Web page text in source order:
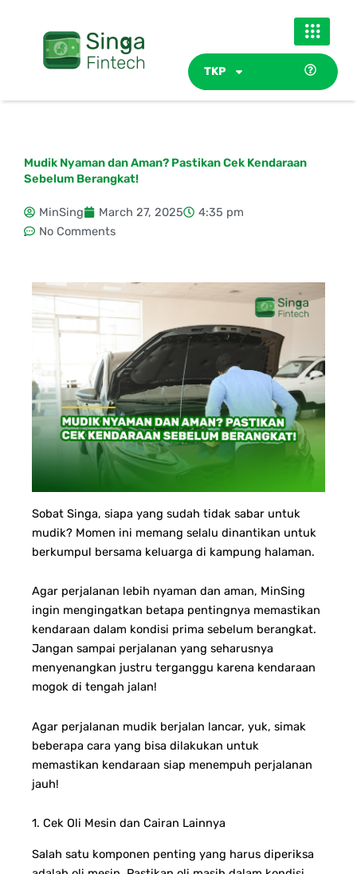
TKP
Mudik Nyaman dan Aman? Pastikan Cek Kendaraan
Sebelum Berangkat!
MinSing March 27, 2025
4:35 pm
No Comments
Sobat Singa, siapa yang sudah tidak sabar untuk
mudik? Momen ini memang selalu dinantikan untuk
berkumpul bersama keluarga di kampung halaman.
Agar perjalanan lebih nyaman dan aman, MinSing
ingin mengingatkan betapa pentingnya memastikan
kendaraan dalam kondisi prima sebelum berangkat.
Jangan sampai perjalanan yang seharusnya
menyenangkan justru terganggu karena kendaraan
mogok di tengah jalan!
Agar perjalanan mudik berjalan lancar, yuk, simak
beberapa cara yang bisa dilakukan untuk
memastikan kendaraan siap menempuh perjalanan
jauh!
1. Cek Oli Mesin dan Cairan Lainnya
Salah satu komponen penting yang harus diperiksa